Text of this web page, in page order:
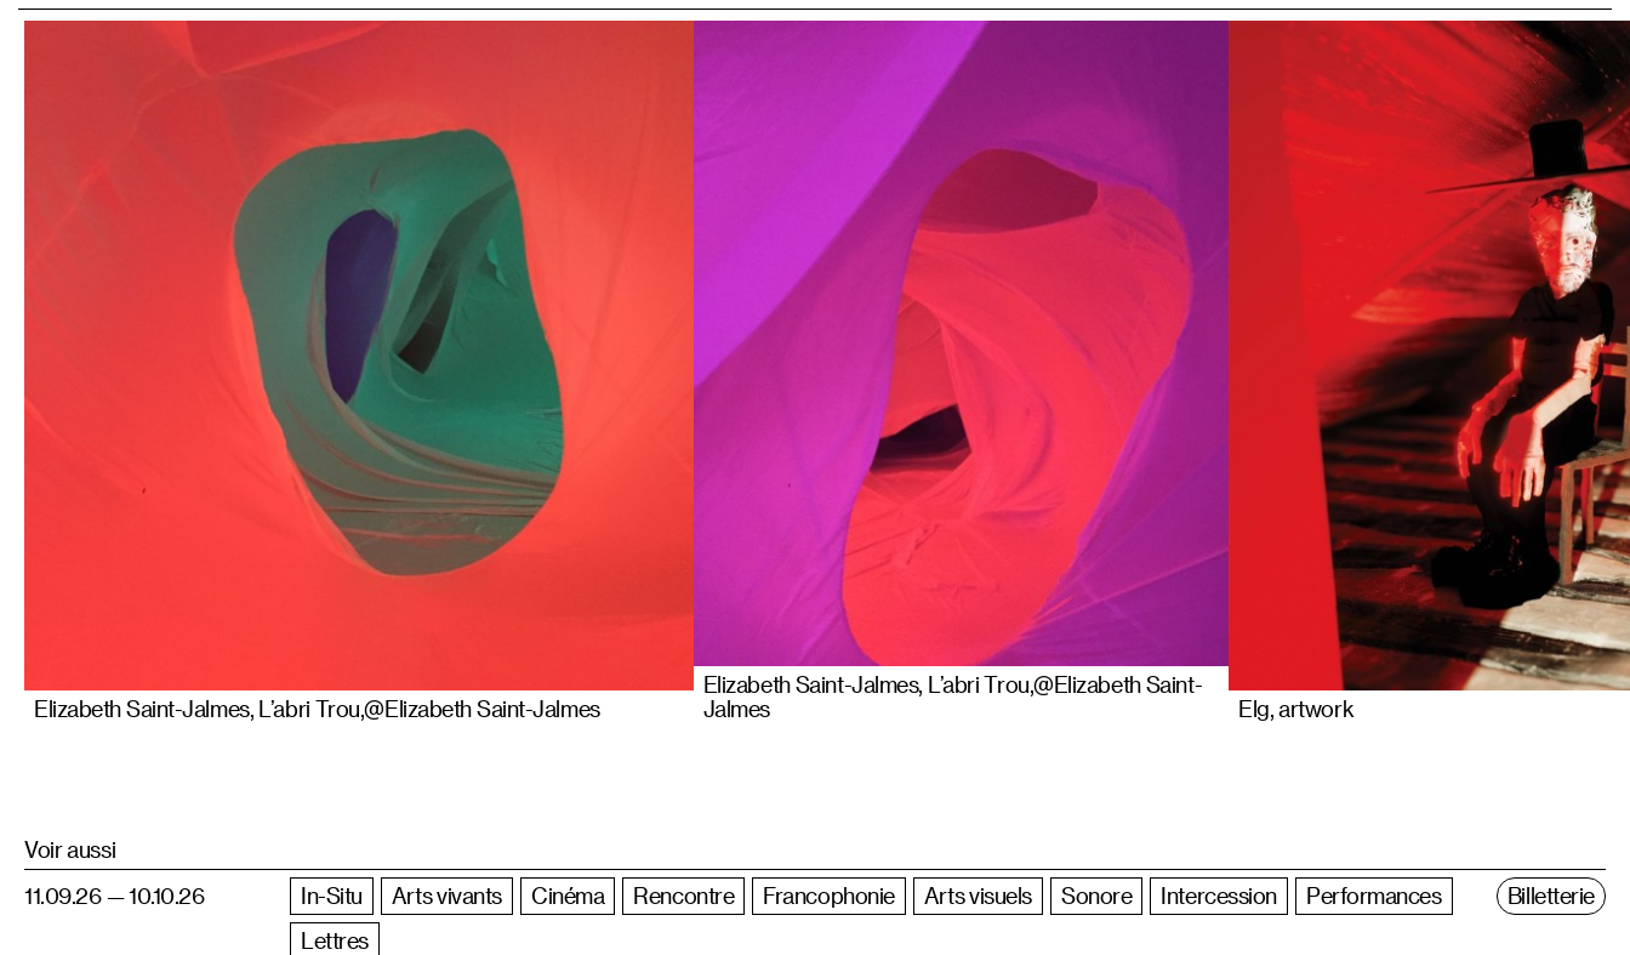
Elizabeth Saint-Jalmes, L’abri Trou,@Elizabeth Saint-Jalmes
Elizabeth Saint-Jalmes, L’abri Trou,@Elizabeth Saint-
Jalmes
Elg, artwork
Voir aussi
11.09.26 — 10.10.26
In-Situ Arts vivants Cinéma Rencontre Francophonie Arts visuels Sonore Intercession
Performances
Lettres
Billetterie